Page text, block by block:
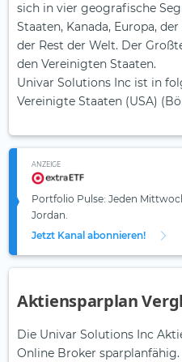
sich in vier geografische
Staaten, Kanada, Europa,
der Rest der Welt. Der
den Vereinigten Staaten.
Univar Solutions Inc ist in
Vereinigte Staaten (USA)
ANZEIGE
Portfolio Pulse: Jeden
Jordan.
Jetzt Kanal abonnieren!
Aktiensparplan
Die Univar Solutions Inc
Online Broker sparplanfähig.